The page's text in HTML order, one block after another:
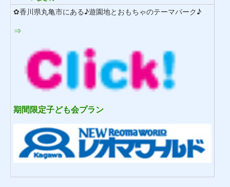
✿香川県丸亀市にある♪遊園地とおもちゃのテーマパーク♪
⇒
期間限定子ども会プラン